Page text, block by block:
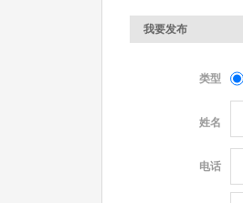
我要发布
类型
姓名
电话